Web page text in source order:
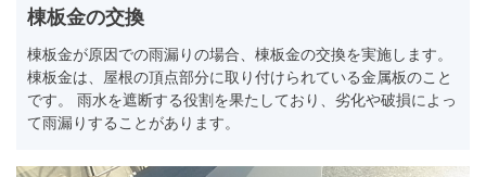
棟板金の交換
棟板金が原因での雨漏りの場合、棟板金の交換を実施します。
棟板金は、屋根の頂点部分に取り付けられている金属板のこと
です。 雨水を遮断する役割を果たしており、劣化や破損によっ
て雨漏りすることがあります。